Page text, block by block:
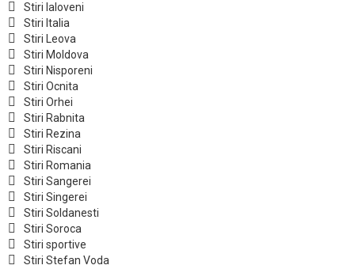
Stiri Ialoveni
Stiri Italia
Stiri Leova
Stiri Moldova
Stiri Nisporeni
Stiri Ocnita
Stiri Orhei
Stiri Rabnita
Stiri Rezina
Stiri Riscani
Stiri Romania
Stiri Sangerei
Stiri Singerei
Stiri Soldanesti
Stiri Soroca
Stiri sportive
Stiri Stefan Voda